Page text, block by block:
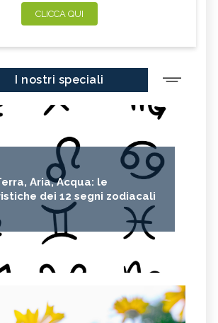
CLICCA QUI
I nostri speciali
Aria, Acqua: le
dei 12 segni zodiacali